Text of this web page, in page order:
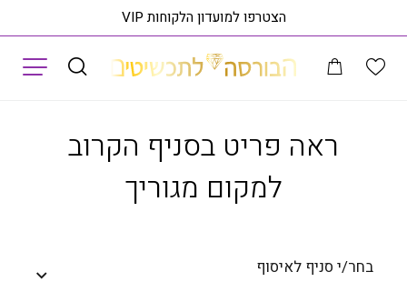
הצטרפו למועדון הלקוחות VIP
ראה פריט בסניף הקרוב
למקום מגוריך
בחר/י סניף לאיסוף